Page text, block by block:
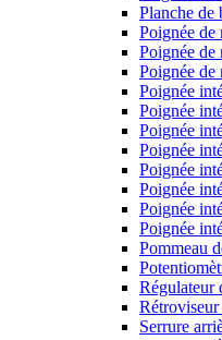
Planche de
Poignée de
Poignée de
Poignée de
Poignée
Poignée
Poignée
Poignée
Poignée
Poignée
Poignée
Poignée
Pommeau
Régulateur
Serrure